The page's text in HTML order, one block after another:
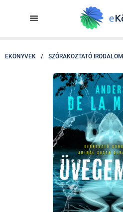
EKÖNYVEK / SZÓRAKOZTATÓ IRODALOM